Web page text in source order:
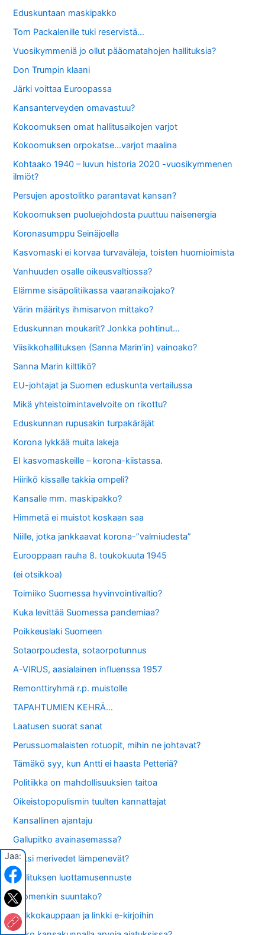
Eduskuntaan maskipakko
Tom Packalenille tuki reservistä…
Vuosikymmeniä jo ollut pääomatahojen hallituksia?
Don Trumpin klaani
Järki voittaa Euroopassa
Kansanterveyden omavastuu?
Kokoomuksen omat hallitusaikojen varjot
Kokoomuksen orpokatse…varjot maalina
Kohtaako 1940 – luvun historia 2020 -vuosikymmenen
ilmiöt?
Persujen apostolitko parantavat kansan?
Kokoomuksen puoluejohdosta puuttuu naisenergia
Koronasumppu Seinäjoella
Kasvomaski ei korvaa turvaväleja, toisten huomioimista
Vanhuuden osalle oikeusvaltiossa?
Elämme sisäpolitiikassa vaaranaikojako?
Värin määritys ihmisarvon mittako?
Eduskunnan moukarit? Jonkka pohtinut…
Viisikkohallituksen (Sanna Marin’in) vainoako?
Sanna Marin kilttikö?
EU-johtajat ja Suomen eduskunta vertailussa
Mikä yhteistoimintavelvoite on rikottu?
Eduskunnan rupusakin turpakäräjät
Korona lykkää muita lakeja
EI kasvomaskeille – korona-kiistassa.
Hiirikö kissalle takkia ompeli?
Kansalle mm. maskipakko?
Himmetä ei muistot koskaan saa
Niille, jotka jankkaavat korona-”valmiudesta”
Eurooppaan rauha 8. toukokuuta 1945
(ei otsikkoa)
Toimiiko Suomessa hyvinvointivaltio?
Kuka levittää Suomessa pandemiaa?
Poikkeuslaki Suomeen
Sotaorpoudesta, sotaorpotunnus
A-VIRUS, aasialainen influenssa 1957
Remonttiryhmä r.p. muistolle
TAPAHTUMIEN KEHRÄ…
Laatusen suorat sanat
Perussuomalaisten rotuopit, mihin ne johtavat?
Tämäkö syy, kun Antti ei haasta Petteriä?
Politiikka on mahdollisuuksien taitoa
Oikeistopopulismin tuulten kannattajat
Kansallinen ajantaju
Gallupitko avainasemassa?
Miksi merivedet lämpenevät?
Hallituksen luottamusennuste
Suomenkin suuntako?
Verkkokauppaan ja linkki e-kirjoihin
Jaa: